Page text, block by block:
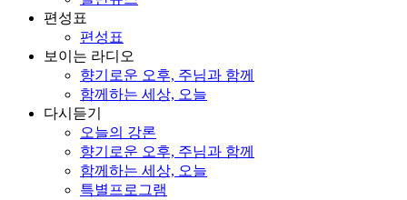
편성표
편성표
보이는 라디오
향기로운 오후, 주님과 함께
함께하는 세상, 오늘
다시듣기
오늘의 강론
향기로운 오후, 주님과 함께
함께하는 세상, 오늘
특별프로그램